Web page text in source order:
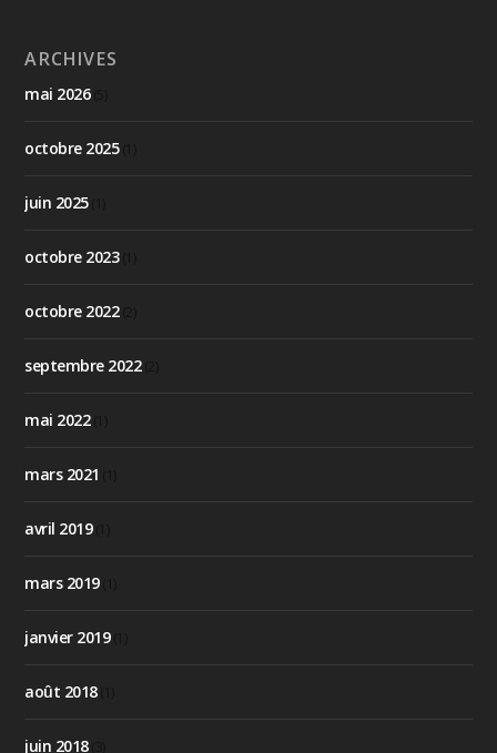
ARCHIVES
mai 2026(5)
octobre 2025(1)
juin 2025(1)
octobre 2023(1)
octobre 2022(2)
septembre 2022(2)
mai 2022(1)
mars 2021
avril 2019(1)
mars 2019(1)
janvier 2019(1)
août 2018(1)
juin 2018(3)